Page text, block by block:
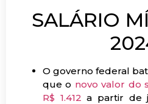
SALÁRIO
O governo federal
que o novo valor do
R$ 1.412 a partir de